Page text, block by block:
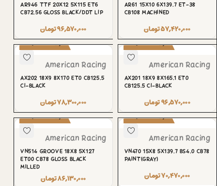
AR61 15X10 6X139.7 ET-38
CB108 MACHINED
۵۷,۴۲۰,۰۰۰تومان
AR946 TTF 20X12 5X115 ET6
CB72.56 GLOSS BLACK/DDT LIP
۹۶,۵۷۰,۰۰۰تومان
پیش‌سفارش
American Racing
AX201 18X9 8X165.1 ET0
CB125.5 CI-BLACK
۹۶,۵۷۰,۰۰۰تومان
پیش‌سفارش
American Racing
AX202 18X9 8X170 ET0 CB125.5
CI-BLACK
۷۸,۳۰۰,۰۰۰تومان
پیش‌سفارش
American Racing
VN470 15X8 5X139.7 BS4.0 CB78
PAINT(GRAY)
۷۰,۴۷۰,۰۰۰تومان
پیش‌سفارش
American Racing
VN514 GROOVE 18X8 5X127
ET00 CB78 GLOSS BLACK
MILLED
۸۶,۱۳۰,۰۰۰تومان